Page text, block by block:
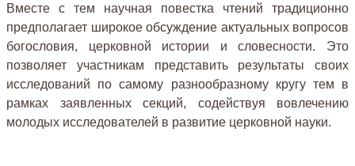
Вместе с тем научная повестка чтений традиционно
предполагает широкое обсуждение актуальных вопросов
богословия, церковной истории и словесности. Это
позволяет участникам представить результаты своих
исследований по самому разнообразному кругу тем в
рамках заявленных секций, содействуя вовлечению
молодых исследователей в развитие церковной науки.